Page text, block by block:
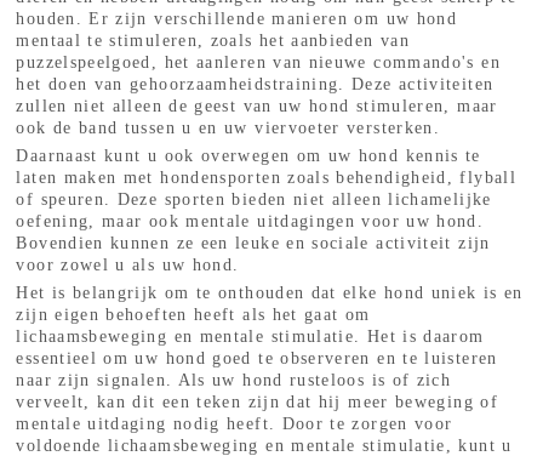
houden. Er zijn verschillende manieren om uw hond
mentaal te stimuleren, zoals het aanbieden van
puzzelspeelgoed, het aanleren van nieuwe commando's en
het doen van gehoorzaamheidstraining. Deze activiteiten
zullen niet alleen de geest van uw hond stimuleren, maar
ook de band tussen u en uw viervoeter versterken.
Daarnaast kunt u ook overwegen om uw hond kennis te
laten maken met hondensporten zoals behendigheid, flyball
of speuren. Deze sporten bieden niet alleen lichamelijke
oefening, maar ook mentale uitdagingen voor uw hond.
Bovendien kunnen ze een leuke en sociale activiteit zijn
voor zowel u als uw hond.
Het is belangrijk om te onthouden dat elke hond uniek is en
zijn eigen behoeften heeft als het gaat om
lichaamsbeweging en mentale stimulatie. Het is daarom
essentieel om uw hond goed te observeren en te luisteren
naar zijn signalen. Als uw hond rusteloos is of zich
verveelt, kan dit een teken zijn dat hij meer beweging of
mentale uitdaging nodig heeft. Door te zorgen voor
voldoende lichaamsbeweging en mentale stimulatie, kunt u